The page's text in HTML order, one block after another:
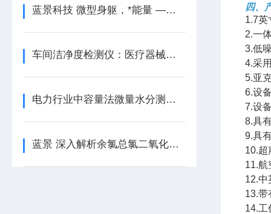
蓝景科技 微型身躯，*能量 ——ZS07 微型水质监测仪
车间洁净度检测仪：医疗器械行业的质量把关者
电力行业中容量法微量水分测定仪的应用场景
蓝景 深入解析余氯总氯二氧化氯检测仪：精准水质监测的核心利器
四、
1.7英
2.一
3.低
4.采
5.亚
6.设
7.设
8.具
9.具
10.超
11.航
12.中
13.带
14.工